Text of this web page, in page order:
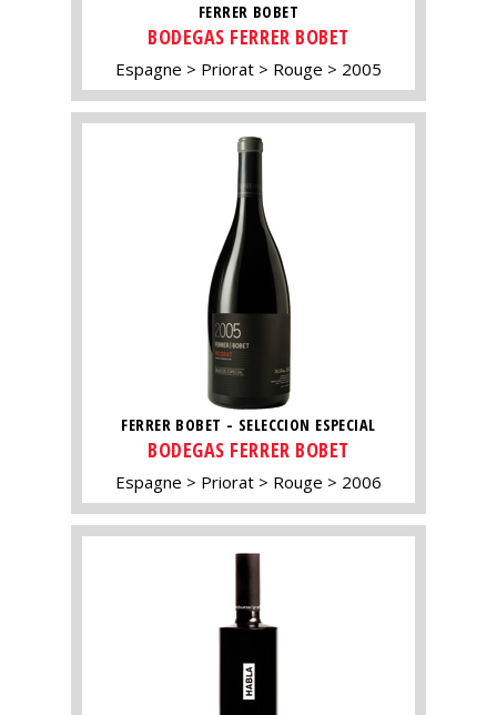
FERRER BOBET
BODEGAS FERRER BOBET
Espagne Priorat Rouge 2005
FERRER BOBET - SELECCION ESPECIAL
BODEGAS FERRER BOBET
Espagne Priorat Rouge 2006